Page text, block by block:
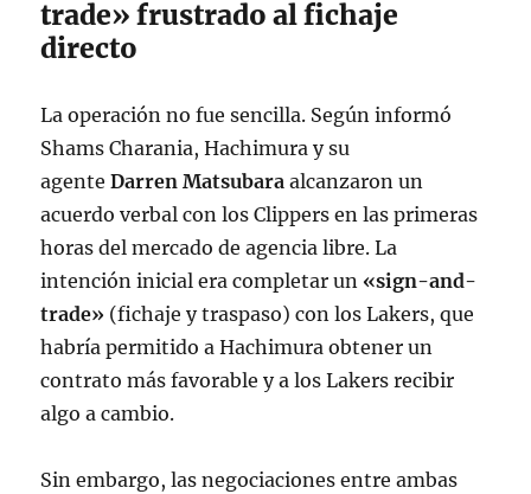
trade» frustrado al fichaje
directo
La operación no fue sencilla. Según informó
Shams Charania, Hachimura y su
agenteDarren Matsubara alcanzaron un
acuerdo verbal con los Clippers en las primeras
horas del mercado de agencia libre. La
intención inicial era completar un «sign-and-
trade» (fichaje y traspaso) con los Lakers, que
habría permitido a Hachimura obtener un
contrato más favorable y a los Lakers recibir
algo a cambio.
Sin embargo, las negociaciones entre ambas